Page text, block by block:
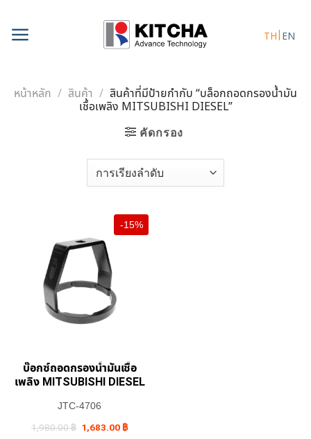
content
TH EN
หน้าหลัก / สินค้า / สินค้าที่มีป้ายกำกับ “บล็อกถอดกรองน้ำมัน
เชื้อเพลิง MITSUBISHI DIESEL”
คัดกรอง
-15%
บ๊อกซ์ถอดกรองน้ำมันเชื้อ
เพลิง MITSUBISHI DIESEL
JTC-4706
1,980.00฿ Original
price
1,683.00 ฿Current
price